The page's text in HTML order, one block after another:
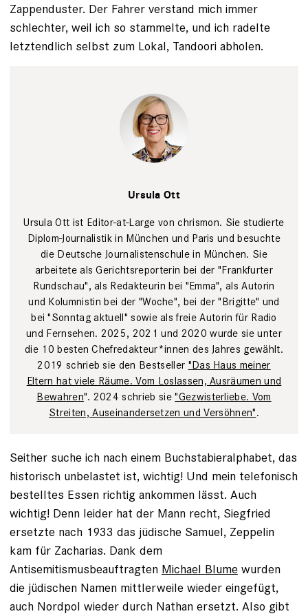
Zappenduster. Der Fahrer verstand mich immer
schlechter, weil ich so stammelte, und ich radelte
letztendlich selbst zum ­Lokal, Tandoori abholen.
Ursula Ott
Ursula Ott ist Editor-at-Large von chrismon. Sie studierte
Diplom-Journalistik in München und Paris und besuchte
die Deutsche Journalistenschule in München. Sie
arbeitete als Gerichtsreporterin bei der "Frankfurter
Rundschau", als Redakteurin bei "Emma", als Autorin
und Kolumnistin bei der "Woche", bei der "Brigitte" und
bei "Sonntag aktuell" sowie als freie Autorin für Radio
und Fernsehen. 2025, 2021 und 2020 wurde sie unter
die 10 besten Chefredakteur*innen des Jahres gewählt.
2019 schrieb sie den Bestseller "Das Haus meiner
Eltern hat viele Räume. Vom Loslassen, Ausräumen und
Bewahren". 2024 schrieb sie"Gezwisterliebe. Vom
Streiten, Auseinandersetzen und Versöhnen".
Seither suche ich nach einem Buchstabieralphabet, das
historisch unbelastet ist, wichtig! Und mein telefonisch
bestelltes Essen richtig ankommen lässt. Auch
wichtig! Denn leider hat der Mann recht, Siegfried
ersetzte nach 1933 das jüdische Samuel, Zeppelin
kam für Zacharias. Dank dem
Antisemitismusbeauftragten Michael Blume wurden
die jüdischen Namen mittlerweile wieder eingefügt,
auch Nordpol wieder durch Nathan ersetzt. Also gibt